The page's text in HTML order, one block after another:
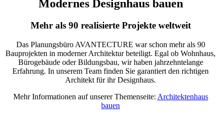
Modernes Designhaus bauen
Mehr als 90 realisierte Projekte weltweit
Das Planungsbüro AVANTECTURE war schon mehr als 90
Bauprojekten in moderner Architektur beteiligt. Egal ob Wohnhaus,
Bürogebäude oder Bildungsbau, wir haben jahrzehntelange
Erfahrung. In unserem Team finden Sie garantiert den richtigen
Architekt für ihr Designhaus.
Mehr Informationen auf unserer Themenseite: Architektenhaus
bauen